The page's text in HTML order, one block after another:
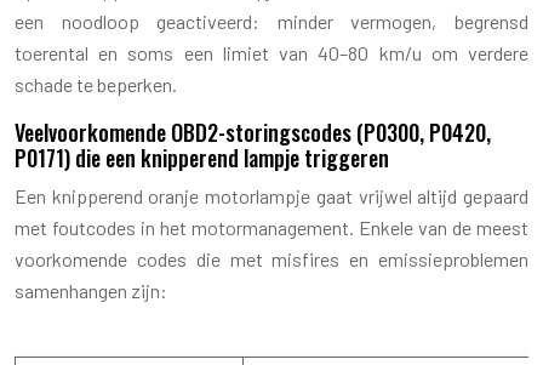
een noodloop geactiveerd: minder vermogen, begrensd
toerental en soms een limiet van 40–80 km/u om verdere
schade te beperken.
Veelvoorkomende OBD2-storingscodes (P0300, P0420,
P0171) die een knipperend lampje triggeren
Een knipperend oranje motorlampje gaat vrijwel altijd gepaard
met foutcodes in het motormanagement. Enkele van de meest
voorkomende codes die met misfires en emissieproblemen
samenhangen zijn: